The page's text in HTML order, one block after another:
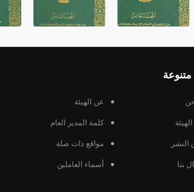
عن الهيئة
كلمة المدير العام
النشر مواقع ذات صلة
بنا أسماء العاملين